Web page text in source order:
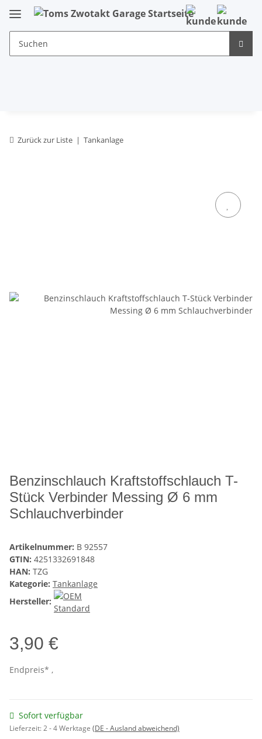
Zurück zur Liste Tankanlage
Benzinschlauch Kraftstoffschlauch T-
Stück Verbinder Messing Ø 6 mm
Schlauchverbinder
Artikelnummer: B 92557
GTIN: 4251332691848
HAN: TZG
Kategorie: Tankanlage
Hersteller:
3,90 €
Endpreis* ,
Sofort verfügbar
Lieferzeit:2 - 4 Werktage (DE - Ausland abweichend)